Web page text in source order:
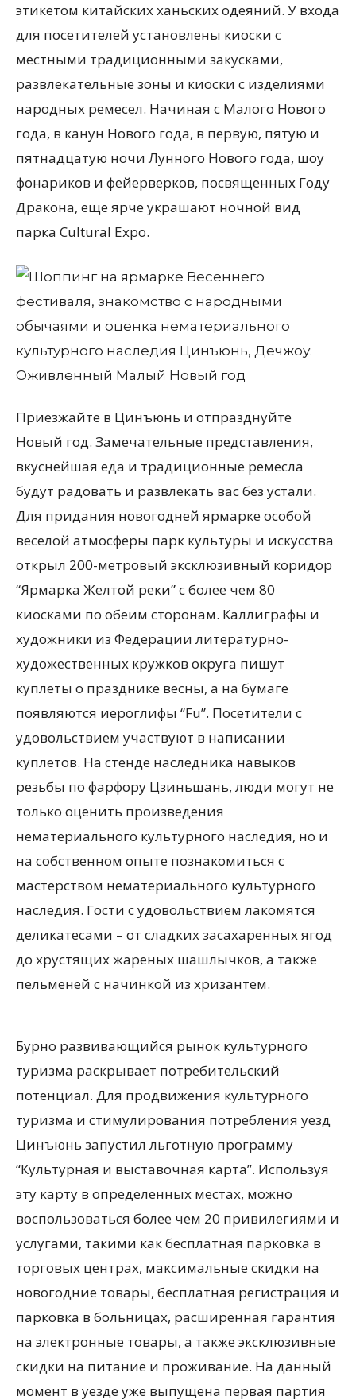
этикетом китайских ханьских одеяний. У входа
для посетителей установлены киоски с
местными традиционными закусками,
развлекательные зоны и киоски с изделиями
народных ремесел. Начиная с Малого Нового
года, в канун Нового года, в первую, пятую и
пятнадцатую ночи Лунного Нового года, шоу
фонариков и фейерверков, посвященных Году
Дракона, еще ярче украшают ночной вид
парка Cultural Expo.
Приезжайте в Цинъюнь и отпразднуйте
Новый год. Замечательные представления,
вкуснейшая еда и традиционные ремесла
будут радовать и развлекать вас без устали.
Для придания новогодней ярмарке особой
веселой атмосферы парк культуры и искусства
открыл 200-метровый эксклюзивный коридор
“Ярмарка Желтой реки” с более чем 80
киосками по обеим сторонам. Каллиграфы и
художники из Федерации литературно-
художественных кружков округа пишут
куплеты о празднике весны, а на бумаге
появляются иероглифы “Fu”. Посетители с
удовольствием участвуют в написании
куплетов. На стенде наследника навыков
резьбы по фарфору Цзиньшань, люди могут не
только оценить произведения
нематериального культурного наследия, но и
на собственном опыте познакомиться с
мастерством нематериального культурного
наследия. Гости с удовольствием лакомятся
деликатесами – от сладких засахаренных ягод
до хрустящих жареных шашлычков, а также
пельменей с начинкой из хризантем.
Бурно развивающийся рынок культурного
туризма раскрывает потребительский
потенциал. Для продвижения культурного
туризма и стимулирования потребления уезд
Цинъюнь запустил льготную программу
“Культурная и выставочная карта”. Используя
эту карту в определенных местах, можно
воспользоваться более чем 20 привилегиями и
услугами, такими как бесплатная парковка в
торговых центрах, максимальные скидки на
новогодние товары, бесплатная регистрация и
парковка в больницах, расширенная гарантия
на электронные товары, а также эксклюзивные
скидки на питание и проживание. На данный
момент в уезде уже выпущена первая партия